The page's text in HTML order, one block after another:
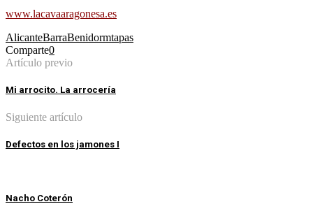
www.lacavaaragonesa.es
AlicanteBarraBenidormtapas
Comparte0
Artículo previo
Mi arrocito. La arrocería
Siguiente artículo
Defectos en los jamones I
Nacho Coterón